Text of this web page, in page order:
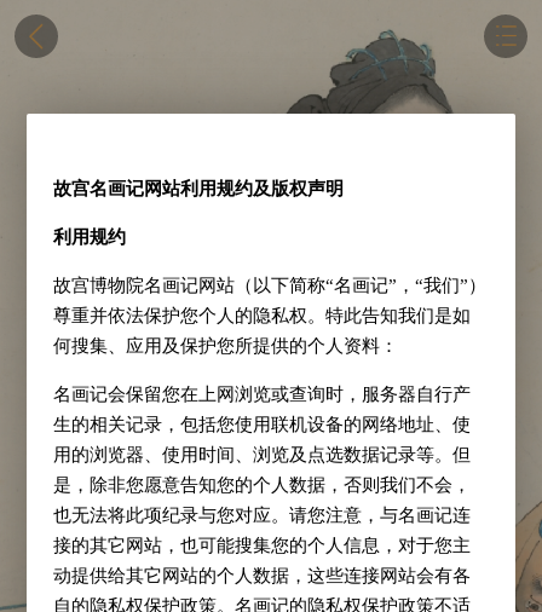
故宫名画记网站利用规约及版权声明
利用规约
故宫博物院名画记网站（以下简称“名画记”，“我们”）
尊重并依法保护您个人的隐私权。特此告知我们是如
何搜集、应用及保护您所提供的个人资料：
名画记会保留您在上网浏览或查询时，服务器自行产
生的相关记录，包括您使用联机设备的网络地址、使
用的浏览器、使用时间、浏览及点选数据记录等。但
是，除非您愿意告知您的个人数据，否则我们不会，
也无法将此项纪录与您对应。请您注意，与名画记连
接的其它网站，也可能搜集您的个人信息，对于您主
动提供给其它网站的个人数据，这些连接网站会有各
自的隐私权保护政策。名画记的隐私权保护政策不适